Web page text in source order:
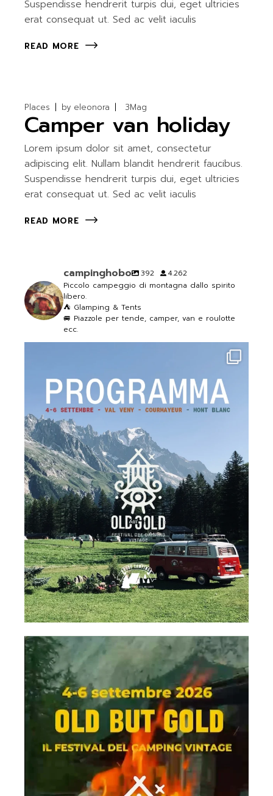
Suspendisse hendrerit turpis dui, eget ultricies
erat consequat ut. Sed ac velit iaculis
READ MORE
Places by eleonora 3Mag
Camper van holiday
Lorem ipsum dolor sit amet, consectetur
adipiscing elit. Nullam blandit hendrerit faucibus.
Suspendisse hendrerit turpis dui, eget ultricies
erat consequat ut. Sed ac velit iaculis
READ MORE
campinghobo 392
4.262
Piccolo campeggio di montagna dallo spirito
libero.
⛺️ Glamping & Tents
🚐 Piazzole per tende, camper, van e roulotte
ecc.
campinghobo
Lug 28